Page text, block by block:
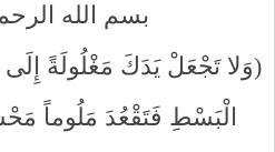
بسم الله
(وَلا تَجْعَلْ يَدَكَ مَغْلُولَةً
الْبَسْطِ فَتَقْعُدَ مَلُوماً